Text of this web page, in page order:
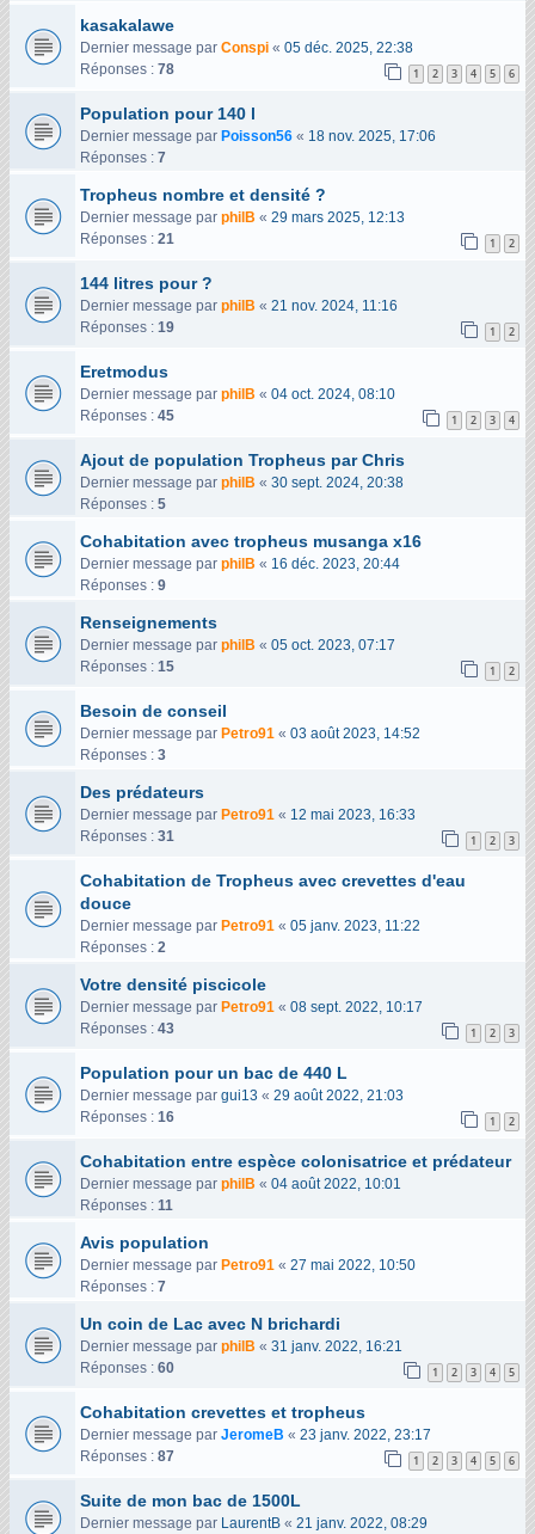
kasakalawe
Dernier message par Conspi « 05 déc. 2025, 22:38
Réponses : 78 1 2 3 4 5 6
Population pour 140 l
Dernier message par Poisson56 « 18 nov. 2025, 17:06
Réponses : 7
Tropheus nombre et densité ?
Dernier message par philB « 29 mars 2025, 12:13
Réponses : 21 1 2
144 litres pour ?
Dernier message par philB « 21 nov. 2024, 11:16
Réponses : 19 1 2
Eretmodus
Dernier message par philB « 04 oct. 2024, 08:10
Réponses : 45 1 2 3 4
Ajout de population Tropheus par Chris
Dernier message par philB « 30 sept. 2024, 20:38
Réponses : 5
Cohabitation avec tropheus musanga x16
Dernier message par philB « 16 déc. 2023, 20:44
Réponses : 9
Renseignements
Dernier message par philB « 05 oct. 2023, 07:17
Réponses : 15 1 2
Besoin de conseil
Dernier message par Petro91 « 03 août 2023, 14:52
Réponses : 3
Des prédateurs
Dernier message par Petro91 « 12 mai 2023, 16:33
Réponses : 31 1 2 3
Cohabitation de Tropheus avec crevettes d'eau
douce
Dernier message par Petro91 « 05 janv. 2023, 11:22
Réponses : 2
Votre densité piscicole
Dernier message par Petro91 « 08 sept. 2022, 10:17
Réponses : 43 1 2 3
Population pour un bac de 440 L
Dernier message par gui13 « 29 août 2022, 21:03
Réponses : 16 1 2
Cohabitation entre espèce colonisatrice et prédateur
Dernier message par philB « 04 août 2022, 10:01
Réponses : 11
Avis population
Dernier message par Petro91 « 27 mai 2022, 10:50
Réponses : 7
Un coin de Lac avec N brichardi
Dernier message par philB « 31 janv. 2022, 16:21
Réponses : 60 1 2 3 4 5
Cohabitation crevettes et tropheus
Dernier message par JeromeB « 23 janv. 2022, 23:17
Réponses : 87 1 2 3 4 5 6
Suite de mon bac de 1500L
Dernier message par LaurentB « 21 janv. 2022, 08:29